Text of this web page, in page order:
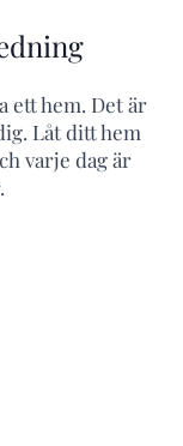
ett hem. Det är
Låt ditt hem
varje dag är